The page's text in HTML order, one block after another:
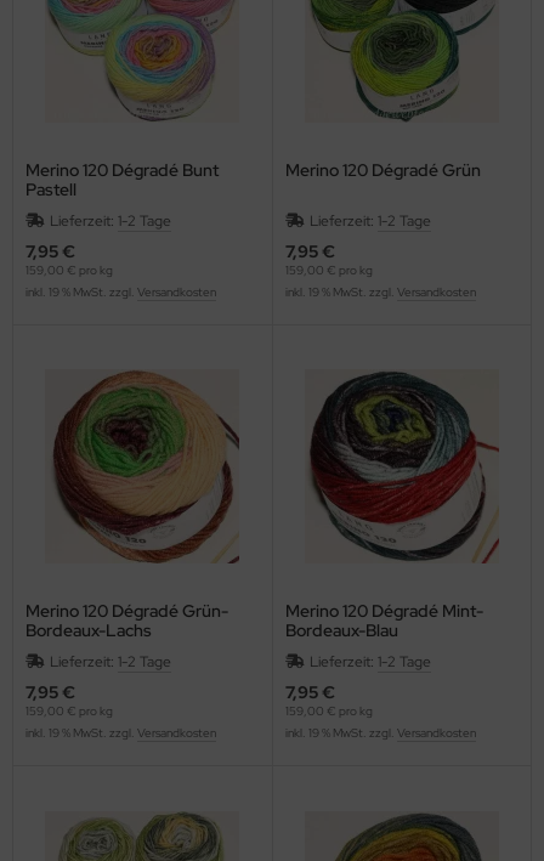
Merino 120 Dégradé Bunt
Pastell
Lieferzeit: 1-2 Tage
7,95 €
159,00 € pro kg
inkl. 19 % MwSt. zzgl. Versandkosten
Merino 120 Dégradé Grün
Lieferzeit: 1-2 Tage
7,95 €
159,00 € pro kg
inkl. 19 % MwSt. zzgl. Versandkosten
Merino 120 Dégradé Grün-
Bordeaux-Lachs
Lieferzeit: 1-2 Tage
7,95 €
159,00 € pro kg
inkl. 19 % MwSt. zzgl. Versandkosten
Merino 120 Dégradé Mint-
Bordeaux-Blau
Lieferzeit: 1-2 Tage
7,95 €
159,00 € pro kg
inkl. 19 % MwSt. zzgl. Versandkosten